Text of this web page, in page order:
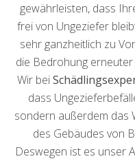
gewährleisten, dass
frei von Ungeziefer
sehr ganzheitlich zu
die Bedrohung erneuter
Wir bei
dass
sondern außerdem das
des Gebäudes von
Deswegen ist es unser